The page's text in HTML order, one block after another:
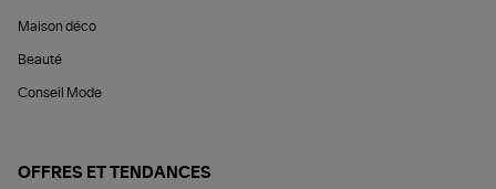
Maison déco
Beauté
Conseil Mode
OFFRES ET TENDANCES